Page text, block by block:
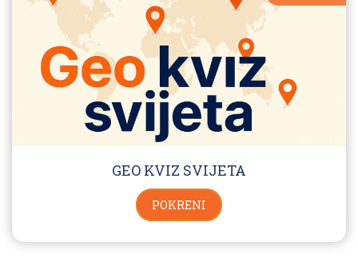
GEO KVIZ SVIJETA
POKRENI